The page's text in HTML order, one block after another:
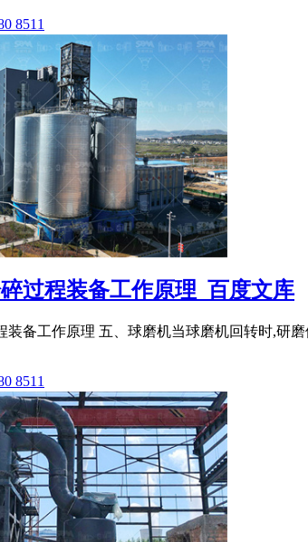
8511
过程装备工作原理_百度文库
装备工作原理 五、球磨机当球磨机回转时,研
8511